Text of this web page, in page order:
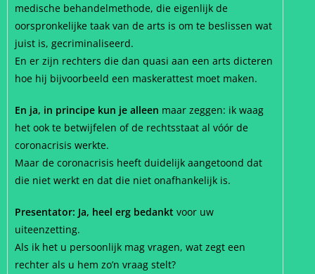
medische behandelmethode, die eigenlijk de
oorspronkelijke taak van de arts is om te beslissen wat
juist is, gecriminaliseerd.
En er zijn rechters die dan quasi aan een arts dicteren
hoe hij bijvoorbeeld een maskerattest moet maken.
En ja, in principe kun je alleen maar zeggen: ik waag
het ook te betwijfelen of de rechtsstaat al vóór de
coronacrisis werkte.
Maar de coronacrisis heeft duidelijk aangetoond dat
die niet werkt en dat die niet onafhankelijk is.
Presentator: Ja, heel erg bedankt voor uw
uiteenzetting.
Als ik het u persoonlijk mag vragen, wat zegt een
rechter als u hem zo’n vraag stelt?